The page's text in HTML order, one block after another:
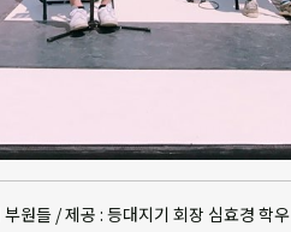
원들 / 제공 : 등대지기 회장 심효경 학우